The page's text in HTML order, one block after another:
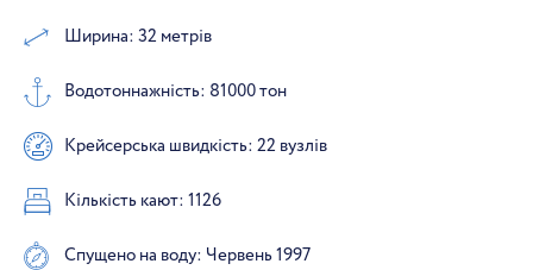
Ширина: 32 метрів
Водотоннажність: 81000 тон
Крейсерська швидкість: 22 вузлів
Кількість кают: 1126
Спущено на воду: Червень 1997